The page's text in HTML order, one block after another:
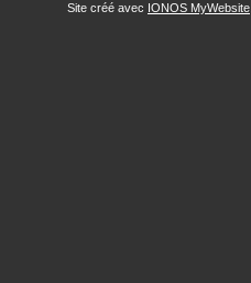
Site créé avec IONOS MyWebsite